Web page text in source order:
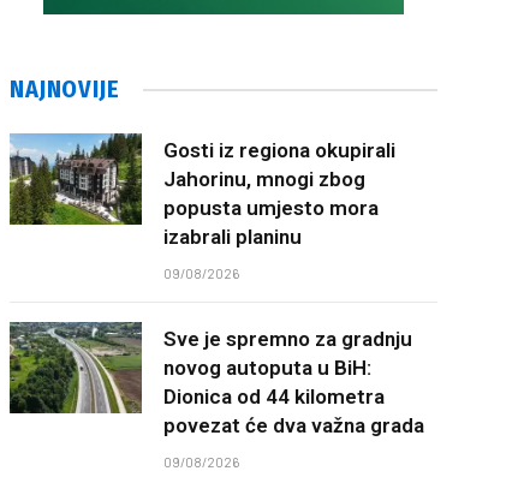
NAJNOVIJE
Gosti iz regiona okupirali
Jahorinu, mnogi zbog
popusta umjesto mora
izabrali planinu
09/08/2026
Sve je spremno za gradnju
novog autoputa u BiH:
Dionica od 44 kilometra
povezat će dva važna grada
09/08/2026